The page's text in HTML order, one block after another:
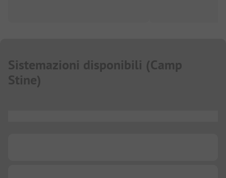
Sistemazioni disponibili (Camp
Stine)